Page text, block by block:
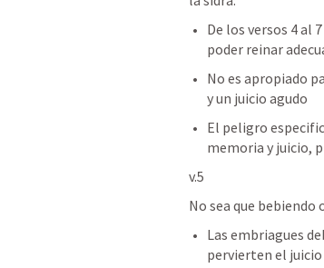
De los versos 4 al
poder reinar
No es apropiado
y un juicio agudo
El peligro
memoria y juicio,
v.5
No sea que bebiendo
Las embriagues
pervierten el juicio